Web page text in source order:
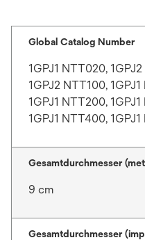
Global Catalog Number
1GPJ1 NTT020,
1GPJ2 NTT100,
1GPJ1 NTT200,
1GPJ1 NTT400,
Gesamtdurchmesser
9 cm
Gesamtdurchmesser